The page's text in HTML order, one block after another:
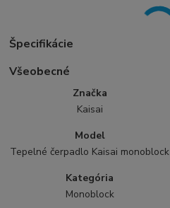
Špecifikácie
Všeobecné
Značka
Kaisai
Model
Tepelné čerpadlo Kaisai monoblock
Kategória
Monoblock